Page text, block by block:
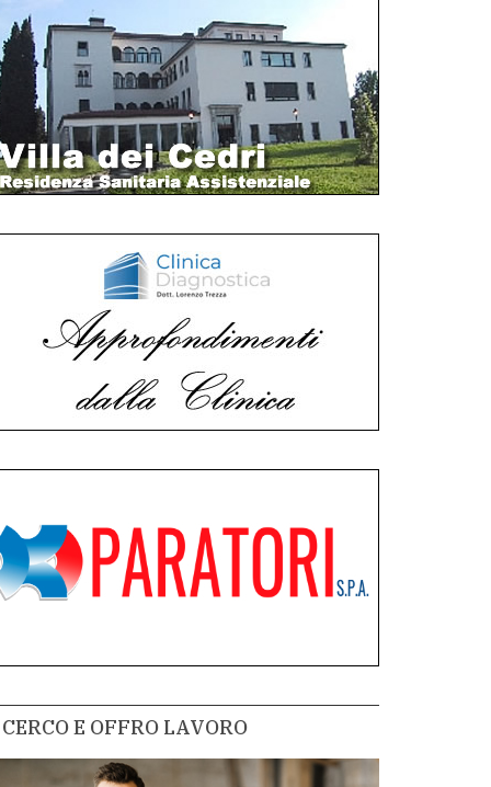
CERCO E OFFRO LAVORO